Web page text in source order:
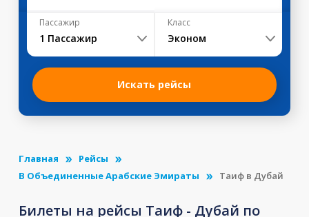
Пассажир
1 Пассажир
Класс
Эконом
Искать рейсы
Главная
Рейсы
В Объединенные Арабские Эмираты
Таиф в Дубай
Билеты на рейсы Таиф - Дубай по